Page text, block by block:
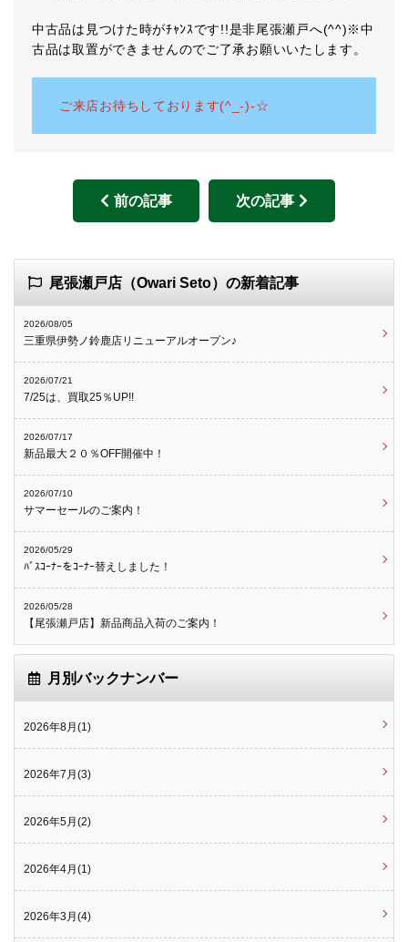
中古品は見つけた時がﾁｬﾝｽです!!是非尾張瀬戸へ(^^)※中
古品は取置ができませんのでご了承お願いいたします。
ご来店お待ちしております(^_-)-☆
前の記事 次の記事
尾張瀬戸店（Owari Seto）の新着記事
2026/08/05
三重県伊勢ノ鈴鹿店リニューアルオープン♪
2026/07/21
7/25は、買取25％UP!!
2026/07/17
新品最大２０％OFF開催中！
2026/07/10
サマーセールのご案内！
2026/05/29
ﾊﾞｽｺｰﾅｰをｺｰﾅｰ替えしました！
2026/05/28
【尾張瀬戸店】新品商品入荷のご案内！
月別バックナンバー
2026年8月(1)
2026年7月(3)
2026年5月(2)
2026年4月(1)
2026年3月(4)